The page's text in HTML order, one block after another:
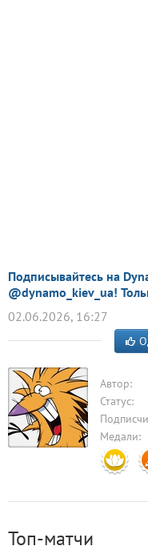
Подписывайтесь на
@dynamo_kiev_ua!
02.06.2026, 16:27
Автор:
Статус:
Медали:
Топ-матчи